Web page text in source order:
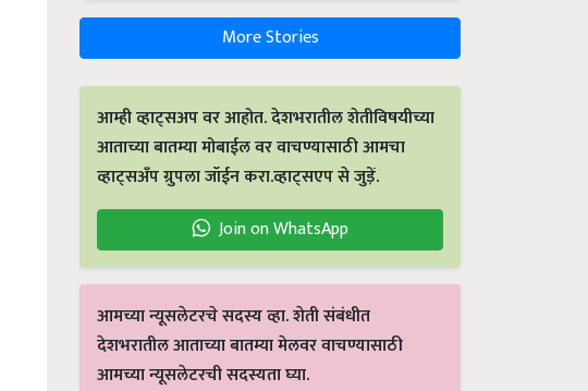
More Stories
आम्ही व्हाट्सअप वर आहोत. देशभरातील शेतीविषयीच्या
आताच्या बातम्या मोबाईल वर वाचण्यासाठी आमचा
व्हाट्सअँप ग्रुपला जॉईन करा.व्हाट्सएप से जुड़ें.
Join on WhatsApp
आमच्या न्यूसलेटरचे सदस्य व्हा. शेती संबंधीत
देशभरातील आताच्या बातम्या मेलवर वाचण्यासाठी
आमच्या न्यूसलेटरची सदस्यता घ्या.